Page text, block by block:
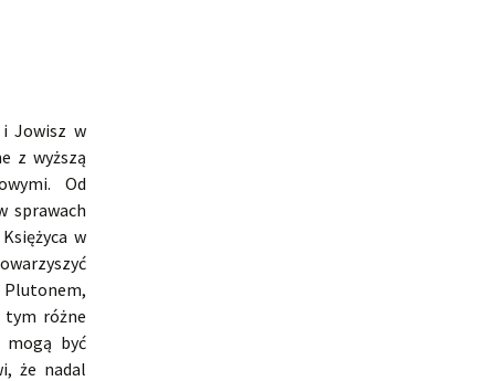
Jowisz w
z wyższą
Od
sprawach
w
Plutonem,
tym różne
mogą być
że nadal